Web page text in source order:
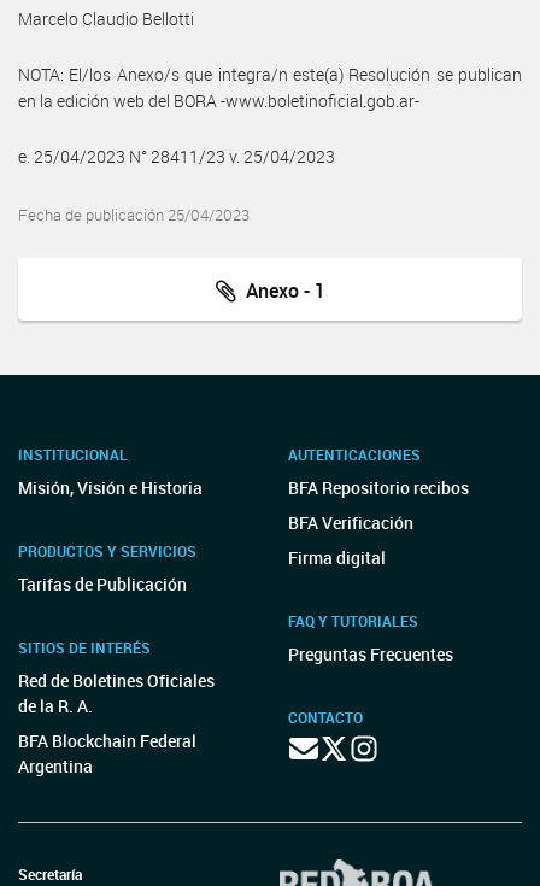
Marcelo Claudio Bellotti
NOTA: El/los Anexo/s que integra/n este(a) Resolución se publican
en la edición web del BORA -www.boletinoficial.gob.ar-
e. 25/04/2023 N° 28411/23 v. 25/04/2023
Fecha de publicación 25/04/2023
Anexo - 1
INSTITUCIONAL
Misión, Visión e Historia
PRODUCTOS Y SERVICIOS
Tarifas de Publicación
SITIOS DE INTERÉS
Red de Boletines Oficiales
de la R. A.
BFA Blockchain Federal
Argentina
AUTENTICACIONES
BFA Repositorio recibos
BFA Verificación
Firma digital
FAQ Y TUTORIALES
Preguntas Frecuentes
CONTACTO
Secretaría